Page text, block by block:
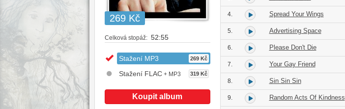
269 Kč
Celková stopáž: 52:55
Stažení MP3 269 Kč
Stažení FLAC + MP3 319 Kč
Koupit album
4. Spread Your Wings
5. Advertising Space
6. Please Don't Die
7. Your Gay Friend
8. Sin Sin Sin
9. Random Acts Of Kindness